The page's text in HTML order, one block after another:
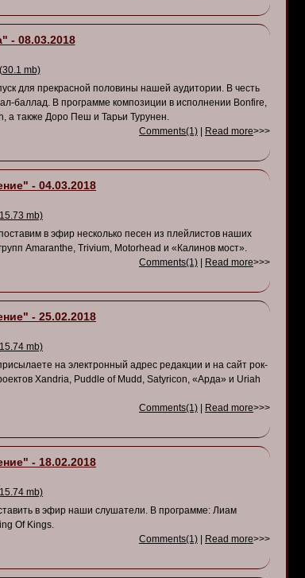
- 08.03.2018
mb)
для прекрасной половины нашей аудитории. В честь
баллад. В программе композиции в исполнении Bonfire,
а также Доро Пеш и Тарьи Турунен.
Comments(1)
Read more>>>
- 04.03.2018
mb)
в эфир несколько песен из плейлистов наших
Amaranthe, Trivium, Motorhead и «Калинов мост».
Comments(1)
Read more>>>
- 25.02.2018
mb)
на электронный адрес редакции и на сайт рок-
Xandria, Puddle of Mudd, Satyricon, «Арда» и Uriah
Comments(1)
Read more>>>
- 18.02.2018
mb)
в эфир наши слушатели. В программе: Лиам
Of Kings.
Comments(1)
Read more>>>